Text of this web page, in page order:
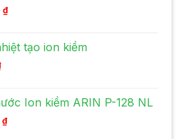
₫
tạo ion kiềm
Ion kiềm ARIN P-128 NL
₫